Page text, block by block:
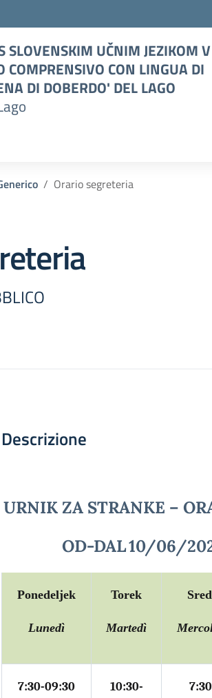
SLOVENSKIM UČNIM JEZIKOM V
COMPRENSIVO CON LINGUA DI
DI DOBERDO' DEL LAGO
Orario segreteria
Descrizione
URNIK ZA STRANKE –
OD-DAL10/06/
Ponedeljek
Lunedì
Torek
Martedì
7:30-09:30
10:30-